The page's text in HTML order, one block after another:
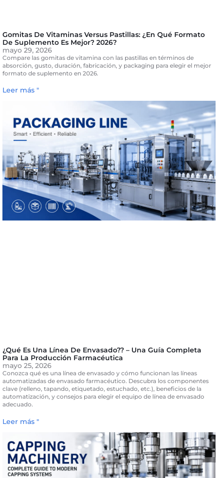
Gomitas De Vitaminas Versus Pastillas: ¿En Qué Formato
De Suplemento Es Mejor? 2026?
mayo 29, 2026
Compare las gomitas de vitamina con las pastillas en términos de
absorción, gusto, duración, fabricación, y packaging para elegir el mejor
formato de suplemento en 2026.
Leer más "
¿Qué Es Una Línea De Envasado?? – Una Guía Completa
Para La Producción Farmacéutica
mayo 25, 2026
Conozca qué es una línea de envasado y cómo funcionan las líneas
automatizadas de envasado farmacéutico. Descubra los componentes
clave (relleno, tapando, etiquetado, estuchado, etc.), beneficios de la
automatización, y consejos para elegir el equipo de línea de envasado
adecuado.
Leer más "